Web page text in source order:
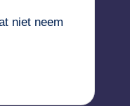
niet neem